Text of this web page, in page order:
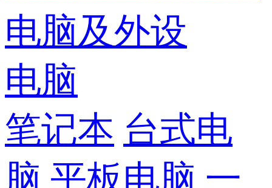
电脑及外设
电脑
笔记本 台式电
脑 平板电脑 一